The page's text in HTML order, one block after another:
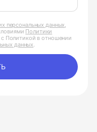
персональных данных,
Политики
с Политикой в отношении
данных.